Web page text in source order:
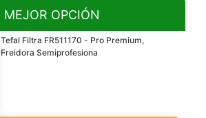
MEJOR OPCIÓN
Tefal Filtra FR511170 - Pro Premium,
Freidora Semiprofesiona